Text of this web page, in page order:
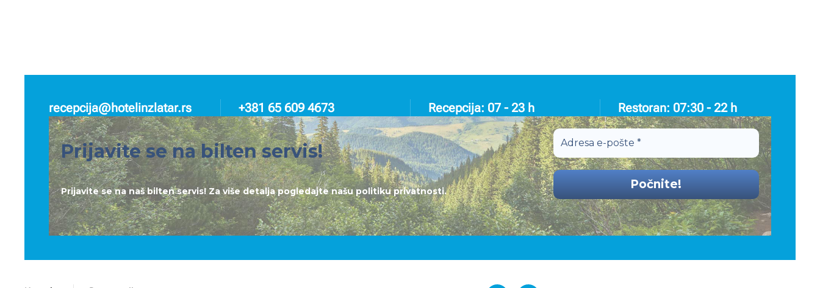
recepcija@hotelinzlatar.rs +381 65 609 4673 Recepcija: 07 - 23 h Restoran: 07:30 - 22 h
Prijavite se na bilten servis!
Prijavite se na naš bilten servis! Za više detalja pogledajte našupolitiku privatnosti.